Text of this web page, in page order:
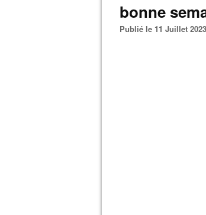
bonne
Publié le 11 Juillet 2023